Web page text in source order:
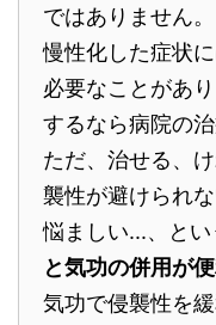
ではありません。
慢性化した症状
必要なことがあ
するなら病院の
ただ、治せる、
襲性が避けられ
悩ましい...、とい
と気功の併用が便
気功で侵襲性を